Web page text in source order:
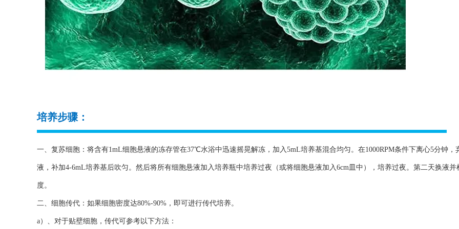
培养步骤：
一、复苏细胞：将含有1mL细胞悬液的冻存管在37℃水浴中迅速摇晃解冻，加入5mL培养基混合均匀。在1000RPM条件下离心5分钟，
液，补加4-6mL培养基后吹匀。然后将所有细胞悬液加入培养瓶中培养过夜（或将细胞悬液加入6cm皿中），培养过夜。第二天换液并
度。
二、细胞传代：如果细胞密度达80%-90%，即可进行传代培养。
a）、对于贴壁细胞，传代可参考以下方法：